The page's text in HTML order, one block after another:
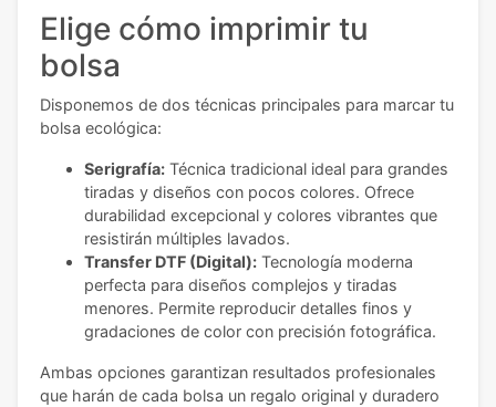
Elige cómo imprimir tu
bolsa
Disponemos de dos técnicas principales para marcar tu
bolsa ecológica:
Serigrafía: Técnica tradicional ideal para grandes
tiradas y diseños con pocos colores. Ofrece
durabilidad excepcional y colores vibrantes que
resistirán múltiples lavados.
Transfer DTF (Digital): Tecnología moderna
perfecta para diseños complejos y tiradas
menores. Permite reproducir detalles finos y
gradaciones de color con precisión fotográfica.
Ambas opciones garantizan resultados profesionales
que harán de cada bolsa un regalo original y duradero